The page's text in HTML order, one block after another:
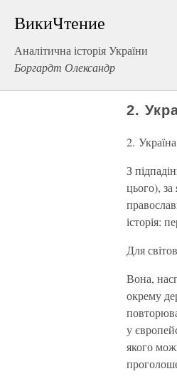
ВикиЧтение
Аналітична історія України
Боргардт Олександр
2.
2. Україна
З
цього), за
історія:
Для
Вона,
окрему
у
якого